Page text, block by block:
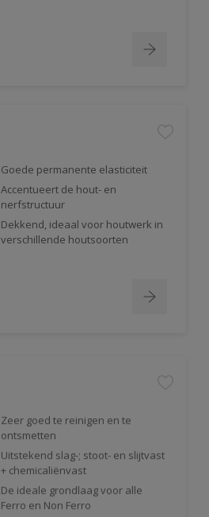
Goede permanente elasticiteit
Accentueert de hout- en
nerfstructuur
Dekkend, ideaal voor houtwerk in
verschillende houtsoorten
Zeer goed te reinigen en te
ontsmetten
Uitstekend slag-; stoot- en slijtvast
+ chemicaliënvast
De ideale grondlaag voor alle
Ferro en Non Ferro